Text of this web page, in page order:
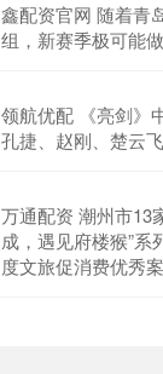
鑫配资官网 随着青
组，新赛季极可能
领航优配 《亮剑》
孔捷、赵刚、楚云
万通配资 潮州市13
成，遇见府楼猴”
度文旅促消费优秀